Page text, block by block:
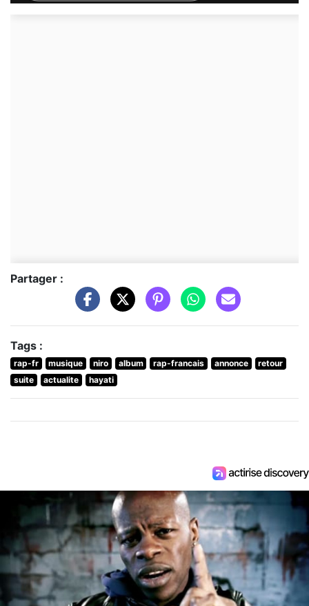
Partager :
Tags :
rap-fr musique niro album rap-francais annonce
retour
suite
actualite hayati